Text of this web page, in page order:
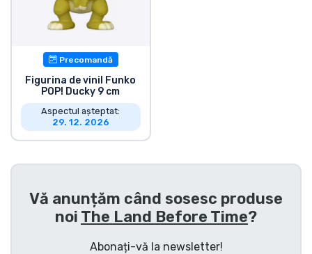
Precomandă
Figurina de vinil Funko
POP! Ducky 9 cm
Aspectul așteptat:
29. 12. 2026
Vă anunțăm când sosesc produse
noi The Land Before Time?
Abonați-vă la newsletter!
Transport și plată
Sortare după serie
Sortare după filme
Sortare după desene animate
Sortare după jocuri